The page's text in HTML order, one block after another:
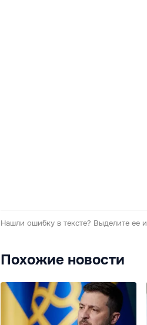
Нашли ошибку в тексте? Выделите ее
Похожие новости